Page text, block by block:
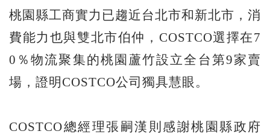
桃園縣工商實力已趨近台北市和新北市，消
費能力也與雙北市伯仲，COSTCO選擇在7
0％物流聚集的桃園蘆竹設立全台第9家賣
場，證明COSTCO公司獨具慧眼。
COSTCO總經理張嗣漢則感謝桃園縣政府